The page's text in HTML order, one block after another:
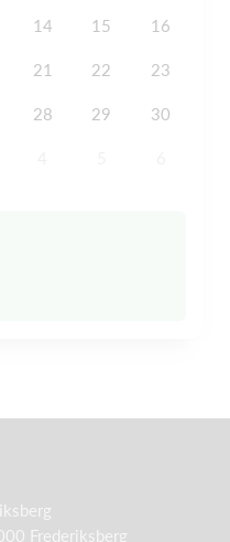
14 15 16
21 22 23
28 29 30
Frederiksberg